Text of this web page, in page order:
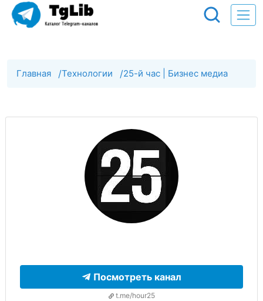
Главная /Технологии /25-й час | Бизнес медиа
Посмотреть канал
t.me/hour25